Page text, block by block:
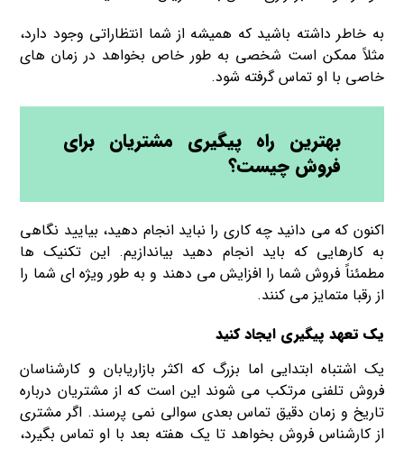
به خاطر داشته باشید که همیشه از شما انتظاراتی وجود دارد،
مثلاً ممکن است شخصی به طور خاص بخواهد در زمان های
خاصی با او تماس گرفته شود.
بهترین راه پیگیری مشتریان برای
فروش چیست؟
اکنون که می دانید چه کاری را نباید انجام دهید، بیایید نگاهی
به کارهایی که باید انجام دهید بیاندازیم. این تکنیک ها
مطمئناً فروش شما را افزایش می دهند و به طور ویژه ای شما را
از رقبا متمایز می کنند.
یک تعهد پیگیری ایجاد کنید
یک اشتباه ابتدایی اما بزرگ که اکثر بازاریابان و کارشناسان
فروش تلفنی مرتکب می شوند این است که از مشتریان درباره
تاریخ و زمان دقیق تماس بعدی سوالی نمی پرسند. اگر مشتری
از کارشناس فروش بخواهد تا یک هفته بعد با او تماس بگیرد،